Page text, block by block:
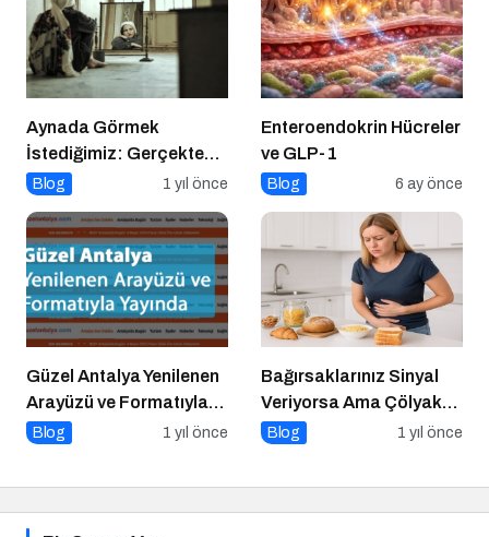
Aynada Görmek
İstediğimiz: Gerçekten
Kimiz?
Blog 1 yıl önce
Enteroendokrin Hücreler
ve GLP-1
Blog 6 ay önce
Güzel Antalya Yenilenen
Arayüzü ve Formatıyla
Yayında
Blog 1 yıl önce
Bağırsaklarınız Sinyal
Veriyorsa Ama Çölyak
Değilseniz
Blog 1 yıl önce